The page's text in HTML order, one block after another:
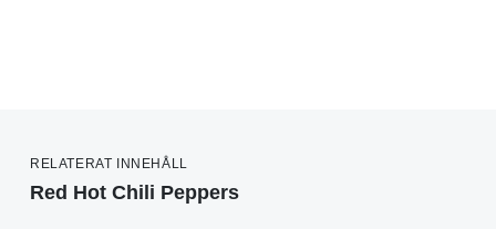
RELATERAT INNEHÅLL
Red Hot Chili Peppers